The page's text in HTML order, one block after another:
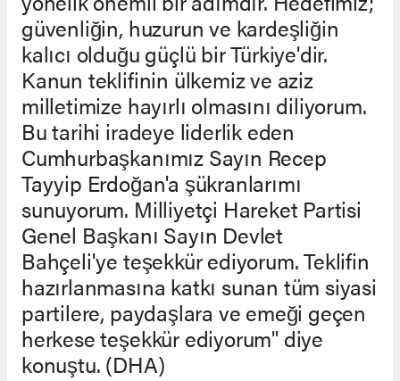
güvenliğin, huzurun ve kardeşliğin
kalıcı olduğu güçlü bir Türkiye'dir.
Kanun teklifinin ülkemiz ve aziz
milletimize hayırlı olmasını diliyorum.
Bu tarihi iradeye liderlik eden
Cumhurbaşkanımız Sayın Recep
Tayyip Erdoğan'a şükranlarımı
sunuyorum. Milliyetçi Hareket Partisi
Genel Başkanı Sayın Devlet
Bahçeli'ye teşekkür ediyorum. Teklifin
hazırlanmasına katkı sunan tüm siyasi
partilere, paydaşlara ve emeği geçen
herkese teşekkür ediyorum" diye
konuştu. (DHA)